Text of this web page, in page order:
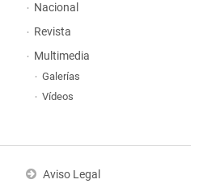
Nacional
Revista
Multimedia
Galerías
Vídeos
Aviso Legal